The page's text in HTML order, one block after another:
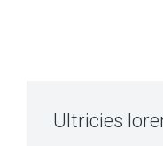
Ultricies